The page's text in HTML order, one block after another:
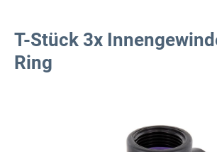
T-Stück 3x
Ring